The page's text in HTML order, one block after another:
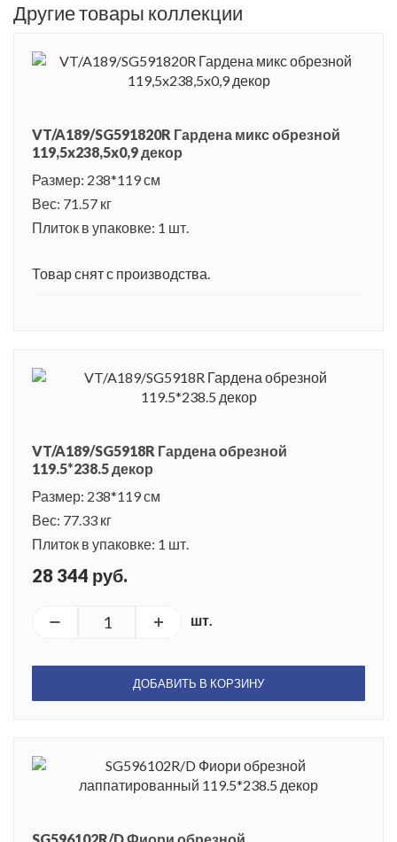
Другие товары коллекции
VT/A189/SG591820R Гардена микс обрезной
119,5x238,5x0,9 декор
Размер: 238*119 см
Вес: 71.57 кг
Плиток в упаковке: 1 шт.
Товар снят с производства.
VT/A189/SG5918R Гардена обрезной
119.5*238.5 декор
Размер: 238*119 см
Вес: 77.33 кг
Плиток в упаковке: 1 шт.
28 344 руб.
шт.
ДОБАВИТЬ В КОРЗИНУ